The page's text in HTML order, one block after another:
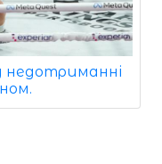
недотриманні